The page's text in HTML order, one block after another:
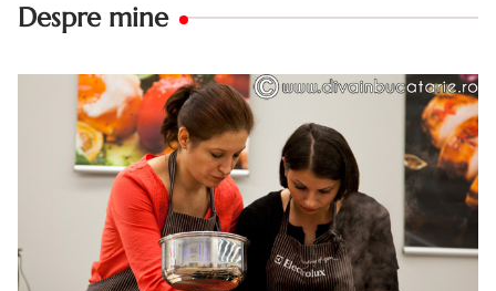
Despre mine